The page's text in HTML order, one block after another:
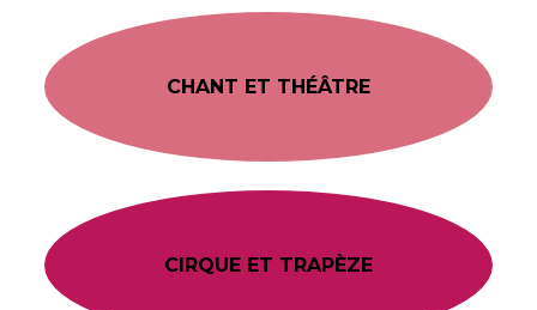
CHANT ET THÉÂTRE
CIRQUE ET TRAPÈZE